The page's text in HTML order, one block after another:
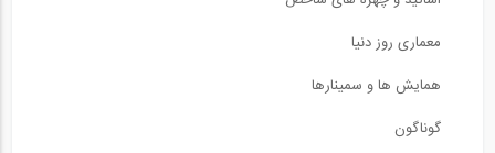
معماری روز دنیا
همایش ها و سمینارها
گوناگون